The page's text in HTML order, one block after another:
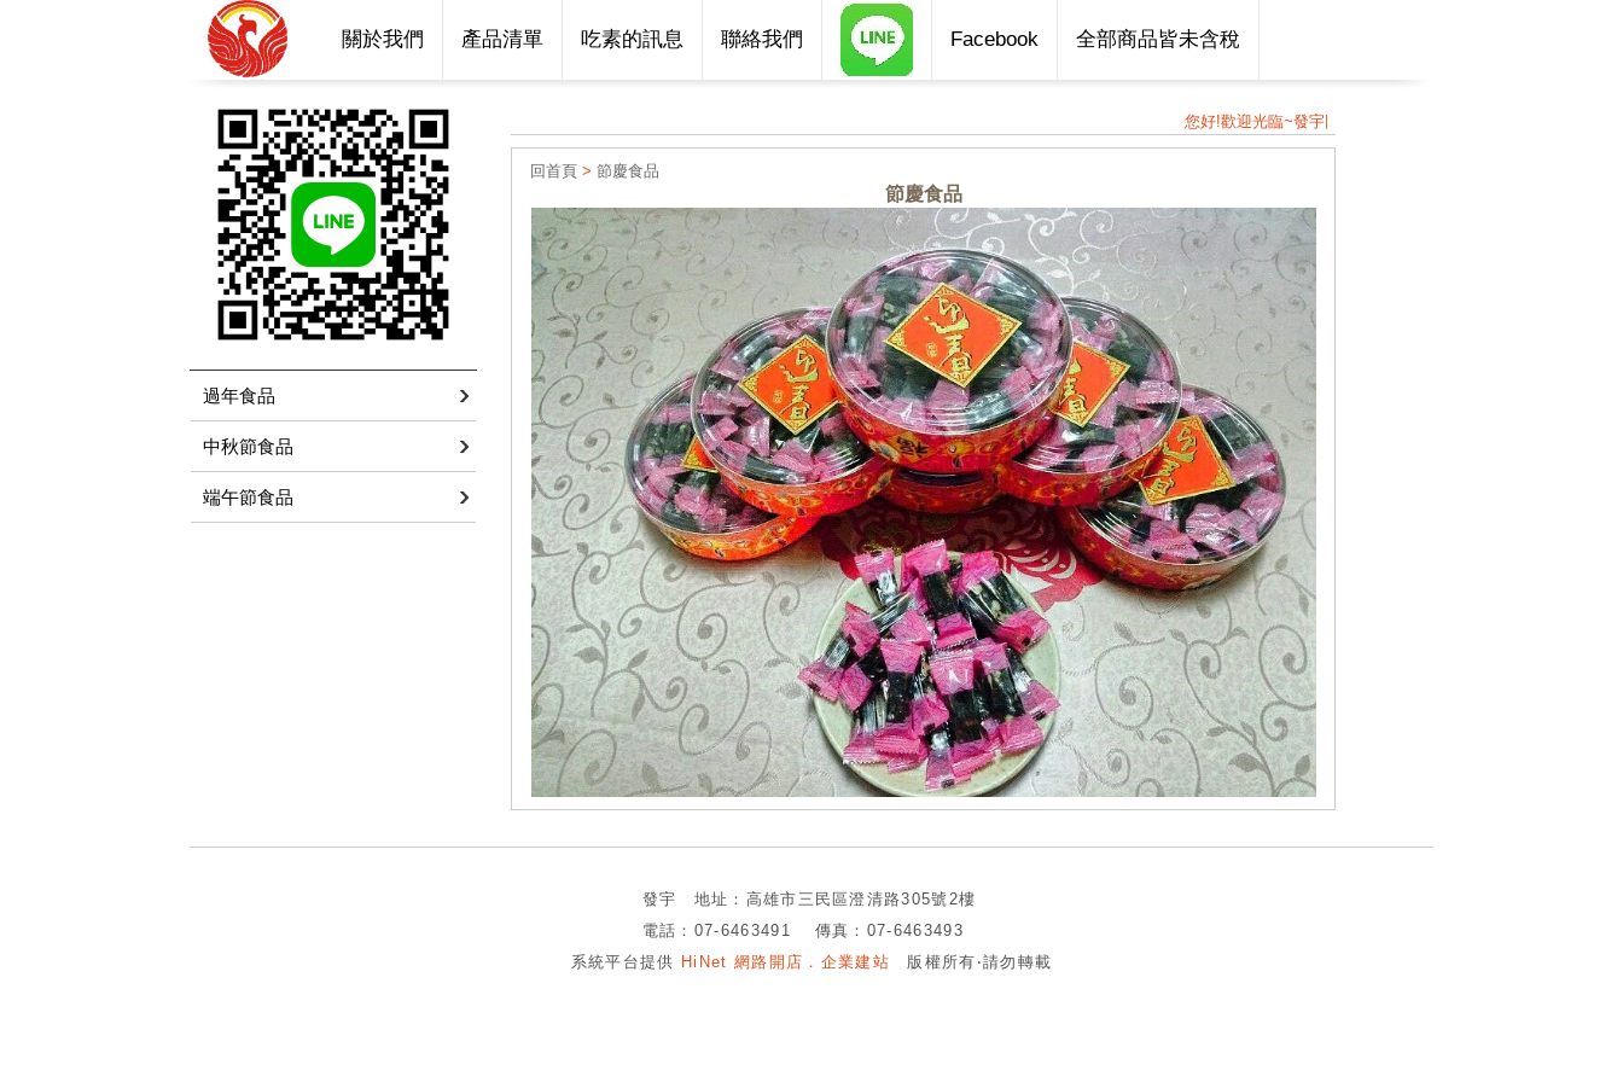
關於我們 產品清單 吃素的訊息 聯絡我們 Facebook 全部商品皆未含稅
過年食品
中秋節食品
端午節食品
您好!歡迎光臨~發宇國際貿易股份有限公司~我們是由一群志
回首頁 > 節慶食品
節慶食品
發宇 地址：高雄市三民區澄清路305號2樓
電話：07-6463491 傳真：07-6463493
系統平台提供 HiNet 網路開店．企業建站 版權所有‧請勿轉載